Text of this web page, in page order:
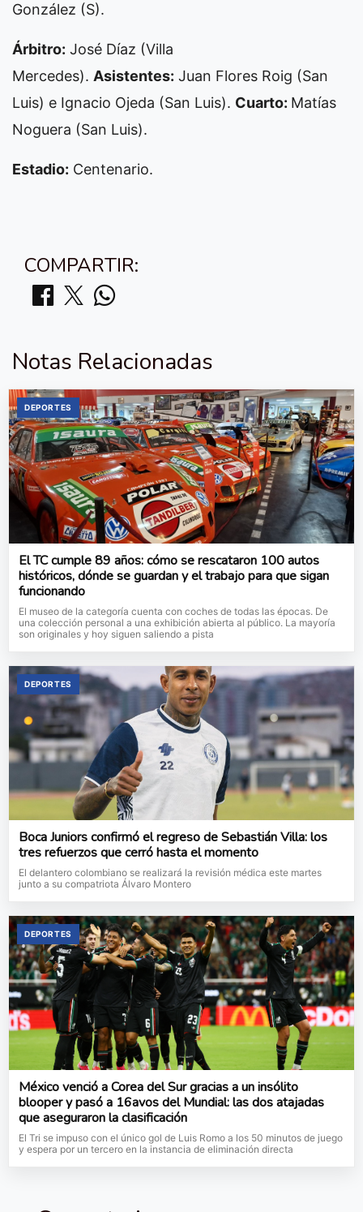
González (S).
Árbitro: José Díaz (Villa
Mercedes). Asistentes: Juan Flores Roig (San
Luis) e Ignacio Ojeda (San Luis). Cuarto: Matías
Noguera (San Luis).
Estadio: Centenario.
COMPARTIR:
Notas Relacionadas
DEPORTES
El TC cumple 89 años: cómo se rescataron 100 autos
históricos, dónde se guardan y el trabajo para que sigan
funcionando
El museo de la categoría cuenta con coches de todas las épocas. De
una colección personal a una exhibición abierta al público. La mayoría
son originales y hoy siguen saliendo a pista
DEPORTES
Boca Juniors confirmó el regreso de Sebastián Villa: los
tres refuerzos que cerró hasta el momento
El delantero colombiano se realizará la revisión médica este martes
junto a su compatriota Álvaro Montero
DEPORTES
México venció a Corea del Sur gracias a un insólito
blooper y pasó a 16avos del Mundial: las dos atajadas
que aseguraron la clasificación
El Tri se impuso con el único gol de Luis Romo a los 50 minutos de juego
y espera por un tercero en la instancia de eliminación directa